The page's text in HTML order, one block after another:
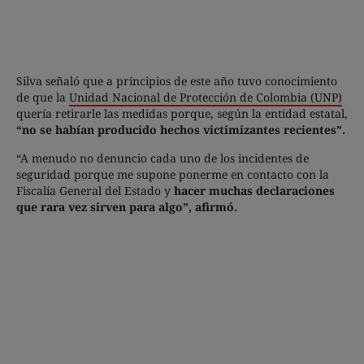
Silva señaló que a principios de este año tuvo conocimiento
de que la Unidad Nacional de Protección de Colombia (UNP)
quería retirarle las medidas porque, según la entidad estatal,
“no se habían producido hechos victimizantes recientes”.
“A menudo no denuncio cada uno de los incidentes de
seguridad porque me supone ponerme en contacto con la
Fiscalía General del Estado y hacer muchas declaraciones
que rara vez sirven para algo”, afirmó.